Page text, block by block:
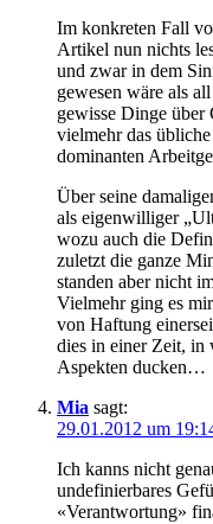
Im konkreten Fall
Artikel nun nichts
und zwar in dem
gewesen wäre als
gewisse Dinge über
vielmehr das
dominanten
Über seine
als eigenwilliger
wozu auch die
zuletzt die ganze
standen aber nicht
Vielmehr ging es
von Haftung
dies in einer Zeit, in
Aspekten ducken…
Mia sagt:
29.01.2012 um
Ich kanns nicht
undefinierbares
«Verantwortung»